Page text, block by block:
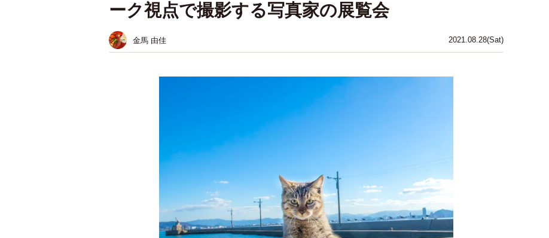
2021.08.28(Sat)
ーク視点で撮影する写真家の展覧会
金馬 由佳